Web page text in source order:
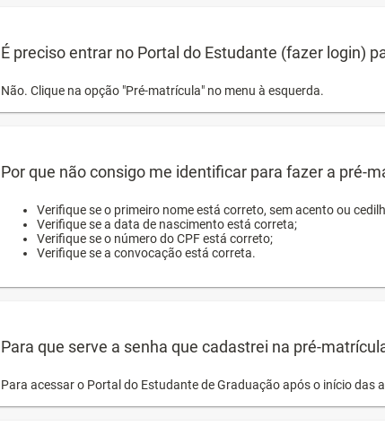
É preciso entrar no Portal do Estudante (fazer login)
Não. Clique na opção "Pré-matrícula" no menu à esquerda.
Por que não consigo me identificar para fazer a pré-
Verifique se o primeiro nome está correto, sem acento ou
Verifique se a data de nascimento está correta;
Verifique se o número do CPF está correto;
Verifique se a convocação está correta.
Para que serve a senha que cadastrei na pré-
Para acessar o Portal do Estudante de Graduação após o início